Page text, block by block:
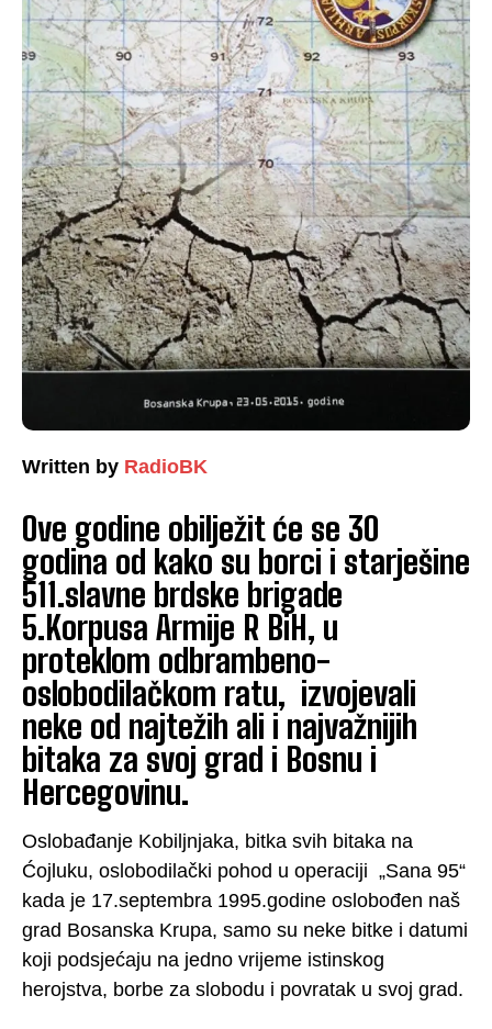
Written by RadioBK
Ove godine obilježit će se 30
godina od kako su borci i starješine
511.slavne brdske brigade
5.Korpusa Armije R BiH, u
proteklom odbrambeno-
oslobodilačkom ratu, izvojevali
neke od najtežih ali i najvažnijih
bitaka za svoj grad i Bosnu i
Hercegovinu.
Oslobađanje Kobiljnjaka, bitka svih bitaka na
Ćojluku, oslobodilački pohod u operaciji „Sana 95“
kada je 17.septembra 1995.godine oslobođen naš
grad Bosanska Krupa, samo su neke bitke i datumi
koji podsjećaju na jedno vrijeme istinskog
herojstva, borbe za slobodu i povratak u svoj grad.